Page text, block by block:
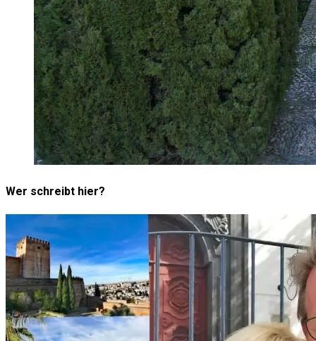
Wer schreibt hier?